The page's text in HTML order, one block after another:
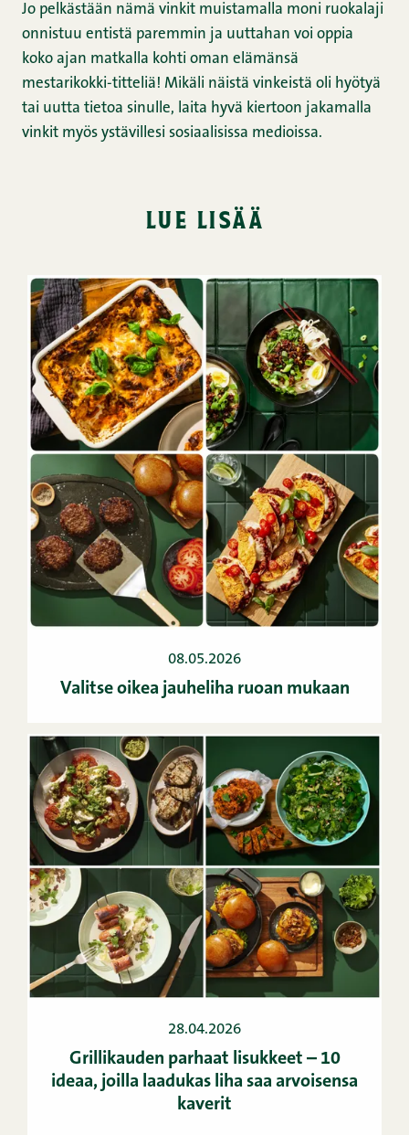
Jo pelkästään nämä vinkit muistamalla moni ruokalaji
onnistuu entistä paremmin ja uuttahan voi oppia
koko ajan matkalla kohti oman elämänsä
mestarikokki-titteliä! Mikäli näistä vinkeistä oli hyötyä
tai uutta tietoa sinulle, laita hyvä kiertoon jakamalla
vinkit myös ystävillesi sosiaalisissa medioissa.
lue lisää
08.05.2026
Valitse oikea jauheliha ruoan mukaan
28.04.2026
Grillikauden parhaat lisukkeet – 10
ideaa, joilla laadukas liha saa arvoisensa
kaverit